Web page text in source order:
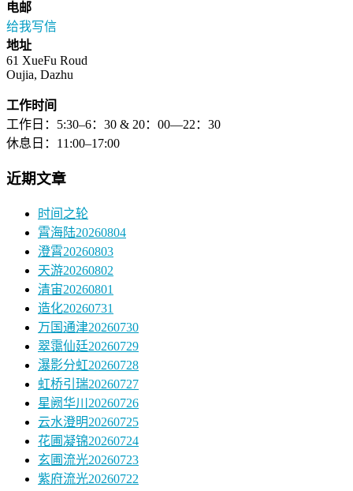
电邮
给我写信
地址
61 XueFu Roud
Oujia, Dazhu
工作时间
工作日：5:30–6：30 & 20：00—22：30
休息日：11:00–17:00
近期文章
时间之轮
霄海陆20260804
澄霄20260803
天游20260802
清宙20260801
造化20260731
万国通津20260730
翠霭仙廷20260729
瀑影分虹20260728
虹桥引瑞20260727
星阙华川20260726
云水澄明20260725
花圃凝锦20260724
玄圃流光20260723
紫府流光20260722